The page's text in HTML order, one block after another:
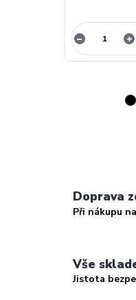
Doprava
Při nákupu
Vše
Jistota